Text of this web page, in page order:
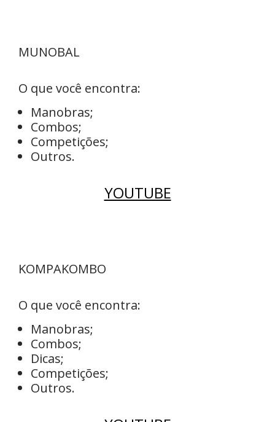
MUNOBAL
O que você encontra:
Manobras;
Combos;
Competições;
Outros.
YOUTUBE
KOMPAKOMBO
O que você encontra:
Manobras;
Combos;
Dicas;
Competições;
Outros.